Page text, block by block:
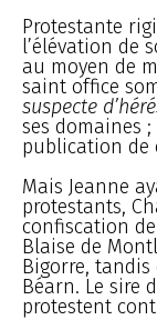
Protestante
l’élévation de
au moyen de
saint office
suspecte
ses domaines
publication de
Mais Jeanne
protestants,
confiscation
Blaise de
Bigorre,
Béarn. Le sire
protestent